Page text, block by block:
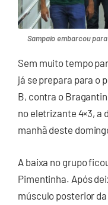
Sampaio embarcou
Sem muito tempo
já se prepara para o
B, contra o
no eletrizante 4×3, a
manhã deste
A baixa no grupo
Pimentinha. Após
músculo posterior